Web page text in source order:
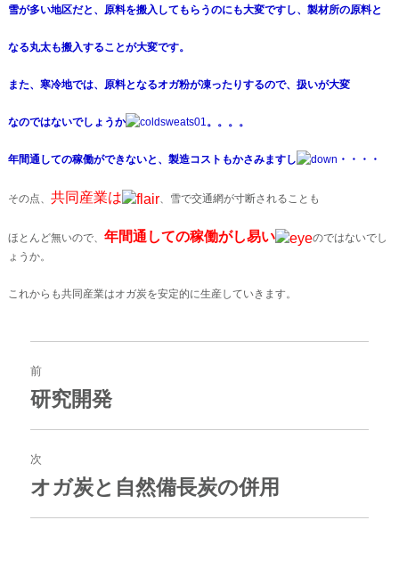
雪が多い地区だと、原料を搬入してもらうのにも大変ですし、製材所の原料と
なる丸太も搬入することが大変です。
また、寒冷地では、原料となるオガ粉が凍ったりするので、扱いが大変
なのではないでしょうか 。。。。
年間通しての稼働ができないと、製造コストもかさみますし ・・・・
その点、 共同産業は 、雪で交通網が寸断されることも
ほとんど無いので、 年間通しての稼働がし易い
のではないでし
ょうか。
これからも共同産業はオガ炭を安定的に生産していきます。
稿
ナ
ビ
ゲ
シ
ョ
ン
前
過
去
の
投
稿:
研究開発
次
次
の
投
オガ炭と自然備長炭の併用